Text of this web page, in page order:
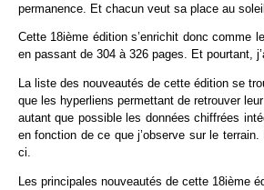
permanence. Et chacun veut sa place au
Cette 18ième édition s’enrichit donc comme
en passant de 304 à 326 pages. Et pourtant,
La liste des nouveautés de cette édition se
que les hyperliens permettant de retrouver
autant que possible les données chiffrées
en fonction de ce que j’observe sur le
ci.
Les principales nouveautés de cette 18ième